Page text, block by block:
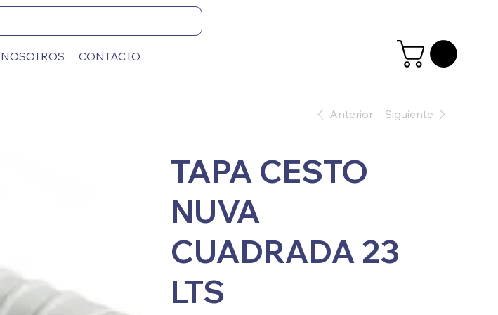
NOSOTROS CONTACTO
Anterior Siguiente
TAPA CESTO
NUVA
CUADRADA 23
LTS